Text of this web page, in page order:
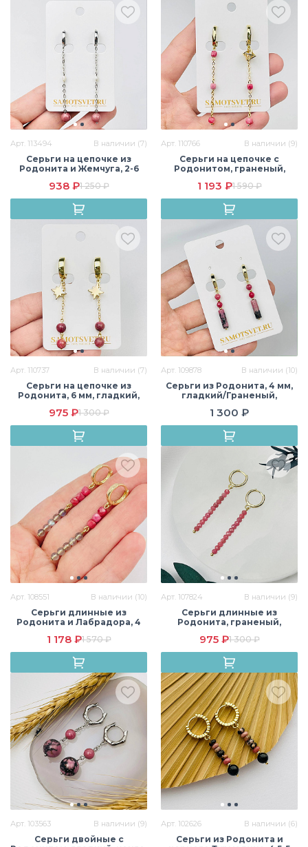
Арт. 113494 В наличии (7)
Серьги на цепочке из
Родонита и Жемчуга, 2-6
Необработанный,
кольцевой замок, США
938 ₽1 250 ₽
Арт. 110766 В наличии (9)
Серьги на цепочке с
Родонитом, граненый,
1 193 ₽1 590 ₽
Арт. 110737 В наличии (7)
Серьги на цепочке из
Родонита, 6 мм, гладкий,
975 ₽1 300 ₽
Арт. 109878 В наличии (10)
Серьги из Родонита, 4 мм,
гладкий/Граненый,
1 300 ₽
Арт. 108551 В наличии (10)
Серьги длинные из
Родонита и Лабрадора, 4
кольцевой замок, США
1 178 ₽1 570 ₽
Арт. 107824 В наличии (9)
Серьги длинные из
Родонита, граненый,
975 ₽1 300 ₽
Арт. 103563 В наличии (9)
Серьги двойные с
Арт. 102626 В наличии (6)
Серьги из Родонита и